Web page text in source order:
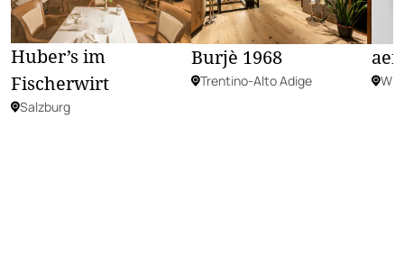
Huber’s im
Fischerwirt
Salzburg
Burjè 1968
Trentino-Alto Adige